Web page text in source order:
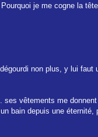
je me cogne la
non plus, y lui faut
ses vêtements me
bain depuis une éternité,